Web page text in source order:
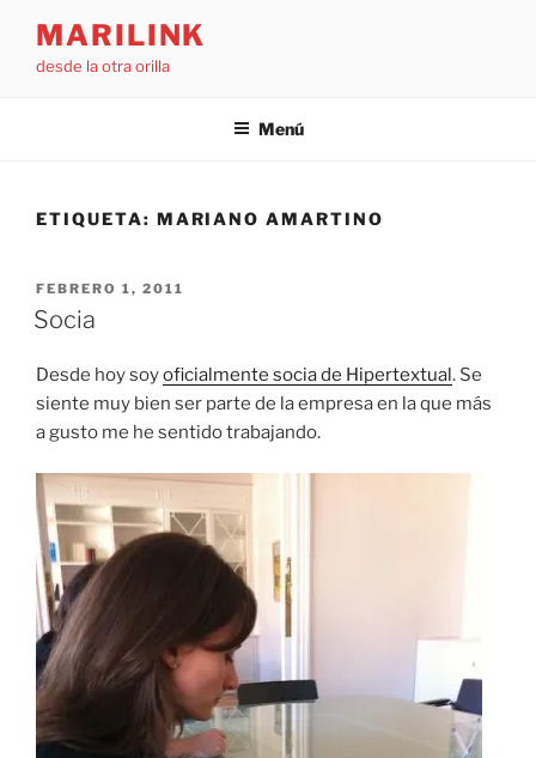
contenido
MARILINK
desde la otra orilla
Menú
ETIQUETA: MARIANO AMARTINO
PUBLICADO
EL
FEBRERO 1, 2011
Socia
Desde hoy soyoficialmente socia de Hipertextual. Se
siente muy bien ser parte de la empresa en la que más
a gusto me he sentido trabajando.